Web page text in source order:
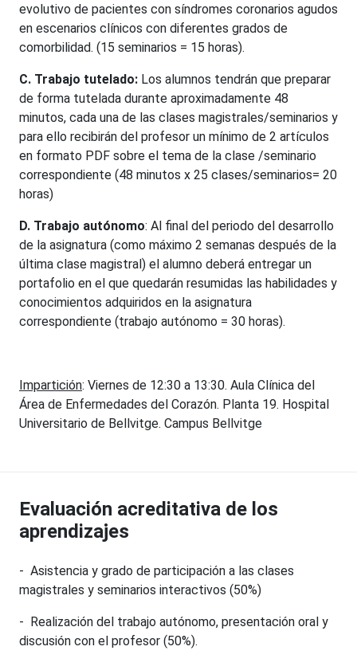
evolutivo de pacientes con síndromes coronarios agudos
en escenarios clínicos con diferentes grados de
comorbilidad. (15 seminarios = 15 horas).
C. Trabajo tutelado: Los alumnos tendrán que preparar
de forma tutelada durante aproximadamente 48
minutos, cada una de las clases magistrales/seminarios y
para ello recibirán del profesor un mínimo de 2 artículos
en formato PDF sobre el tema de la clase /seminario
correspondiente (48 minutos x 25 clases/seminarios= 20
horas)
D. Trabajo autónomo: Al final del periodo del desarrollo
de la asignatura (como máximo 2 semanas después de la
última clase magistral) el alumno deberá entregar un
portafolio en el que quedarán resumidas las habilidades y
conocimientos adquiridos en la asignatura
correspondiente (trabajo autónomo = 30 horas).
Impartición: Viernes de 12:30 a 13:30. Aula Clínica del
Área de Enfermedades del Corazón. Planta 19. Hospital
Universitario de Bellvitge. Campus Bellvitge
Evaluación acreditativa de los
aprendizajes
- Asistencia y grado de participación a las clases
magistrales y seminarios interactivos (50%)
- Realización del trabajo autónomo, presentación oral y
discusión con el profesor (50%).